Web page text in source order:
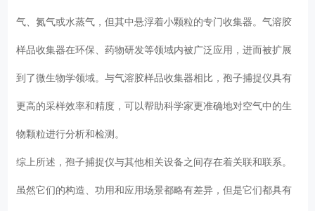
气、氮气或水蒸气，但其中悬浮着小颗粒的专门收集器。气溶胶
样品收集器在环保、药物研发等领域内被广泛应用，进而被扩展
到了微生物学领域。与气溶胶样品收集器相比，孢子捕捉仪具有
更高的采样效率和精度，可以帮助科学家更准确地对空气中的生
物颗粒进行分析和检测。
综上所述，孢子捕捉仪与其他相关设备之间存在着关联和联系。
虽然它们的构造、功用和应用场景都略有差异，但是它们都具有